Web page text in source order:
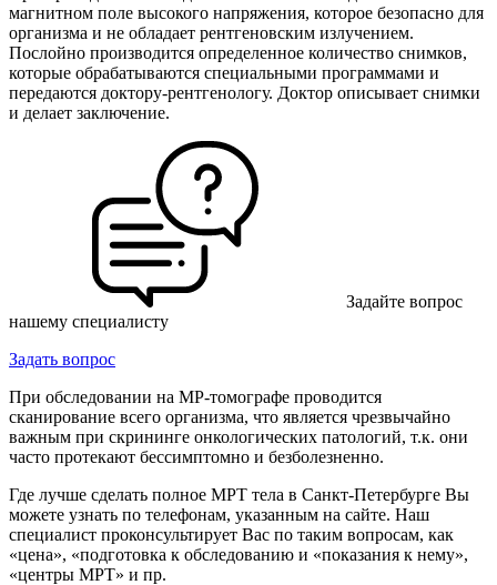
магнитном поле высокого напряжения, которое безопасно для
организма и не обладает рентгеновским излучением.
Послойно производится определенное количество снимков,
которые обрабатываются специальными программами и
передаются доктору-рентгенологу. Доктор описывает снимки
и делает заключение.
Задайте вопрос
нашему специалисту
Задать вопрос
При обследовании на МР-томографе проводится
сканирование всего организма, что является чрезвычайно
важным при скрининге онкологических патологий, т.к. они
часто протекают бессимптомно и безболезненно.
Где лучше сделать полное МРТ тела в Санкт-Петербурге Вы
можете узнать по телефонам, указанным на сайте. Наш
специалист проконсультирует Вас по таким вопросам, как
«цена», «подготовка к обследованию и «показания к нему»,
«центры МРТ» и пр.